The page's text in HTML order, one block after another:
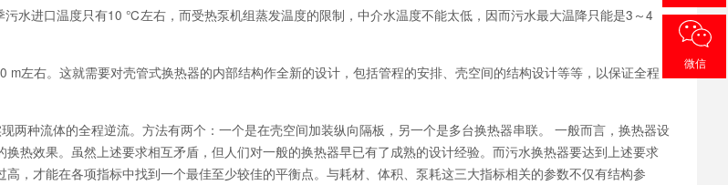
进口温度只有10 ℃左右，而受热泵机组蒸发温度的限制，中介水温度不能太低，因而污水最大温降只能是3～4
右。这就需要对壳管式换热器的内部结构作全新的设计，包括管程的安排、壳空间的结构设计等等，以保证全程
种流体的全程逆流。方法有两个：一个是在壳空间加装纵向隔板，另一个是多台换热器串联。 一般而言，换热器设
热效果。虽然上述要求相互矛盾，但人们对一般的换热器早已有了成熟的设计经验。而污水换热器要达到上述要求
，才能在各项指标中找到一个最佳至少较佳的平衡点。与耗材、体积、泵耗这三大指标相关的参数不仅有结构参
微信